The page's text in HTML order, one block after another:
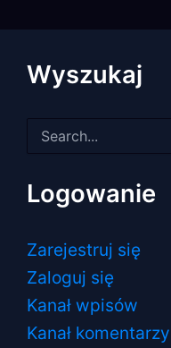
Wyszukaj
dla:
Logowanie
Zarejestruj się
Zaloguj się
Kanał wpisów
Kanał komentarzy